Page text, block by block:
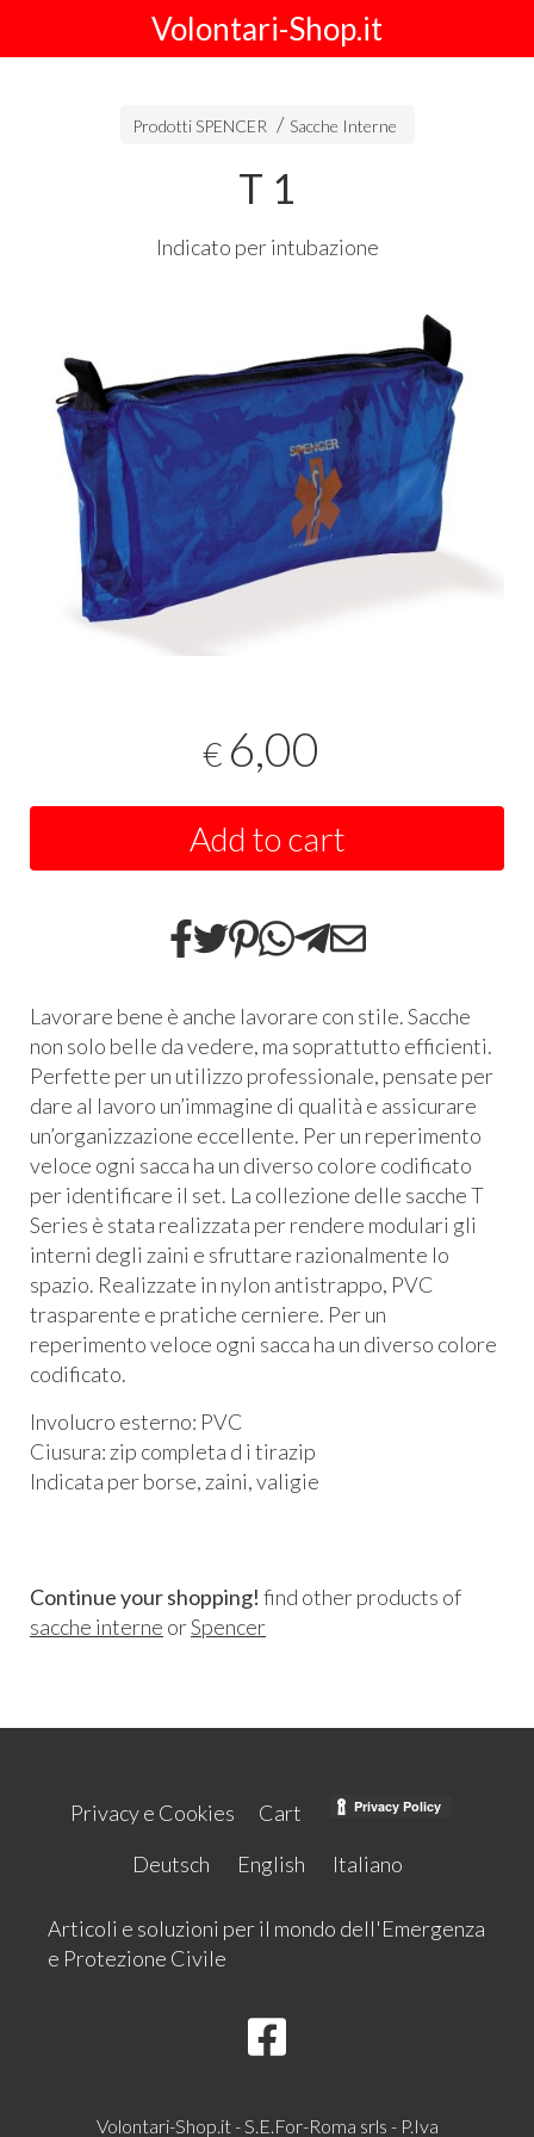
Volontari-Shop.it
Prodotti SPENCER Sacche Interne
T 1
Indicato per intubazione
€ 6,00
Add to cart
Lavorare bene è anche lavorare con stile. Sacche
non solo belle da vedere, ma soprattutto efficienti.
Perfette per un utilizzo professionale, pensate per
dare al lavoro un’immagine di qualità e assicurare
un’organizzazione eccellente. Per un reperimento
veloce ogni sacca ha un diverso colore codificato
per identificare il set. La collezione delle sacche T
Series è stata realizzata per rendere modulari gli
interni degli zaini e sfruttare razionalmente lo
spazio. Realizzate in nylon antistrappo, PVC
trasparente e pratiche cerniere. Per un
reperimento veloce ogni sacca ha un diverso colore
codificato.
Involucro esterno: PVC
Ciusura: zip completa d i tirazip
Indicata per borse, zaini, valigie
Continue your shopping! find other products of
sacche interne orSpencer
Privacy e Cookies
Cart
Deutsch
English Italiano
Articoli e soluzioni per il mondo dell'Emergenza
e Protezione Civile
Volontari-Shop.it - S.E.For-Roma srls - P.Iva